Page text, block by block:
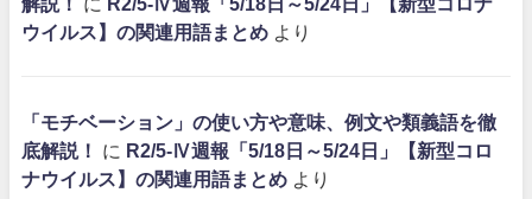
ウイルス】の関連用語まとめ より
「モチベーション」の使い方や意味、例文や類義語を徹
底解説！
に R2/5-Ⅳ週報「5/18日～5/24日」【新型コロ
ナウイルス】の関連用語まとめ より